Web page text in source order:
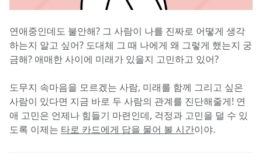
연애중인데도 불안해? 그 사람이 나를 진짜로 어떻게 생각
하는지 알고 싶어? 도대체 그 때 나에게 왜 그렇게 했는지 궁
금해? 애매한 사이에 미래가 있을지 고민하고 있어?
도무지 속마음을 모르겠는 사람, 미래를 함께 그리고 싶은
사람이 있다면 지금 바로 두 사람의 관계를 진단해줄게! 연
애 고민은 언제나 힘들기 마련인데, 걱정과 고민을 덜 수 있
도록 이제는 타로 카드에게 답을 물어 볼 시간이야.